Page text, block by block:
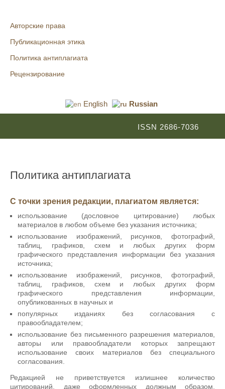
Авторские права
Публикационная этика
Политика антиплагиата
Рецензирование
English Russian
ISSN 2686-7036
Политика антиплагиата
С точки зрения редакции, плагиатом является:
использование (дословное цитирование) любых
материалов в любом объеме без указания источника;
использование изображений, рисунков, фотографий,
таблиц, графиков, схем и любых других форм
графического представления информации без указания
источника;
использование изображений, рисунков, фотографий,
таблиц, графиков, схем и любых других форм
графического представления информации,
опубликованных в научных и
популярных изданиях без согласования с
правообладателем;
использование без письменного разрешения материалов,
авторы или правообладатели которых запрещают
использование своих материалов без специального
согласования.
Редакцией не приветствуется излишнее количество
цитирований, даже оформленных должным образом.